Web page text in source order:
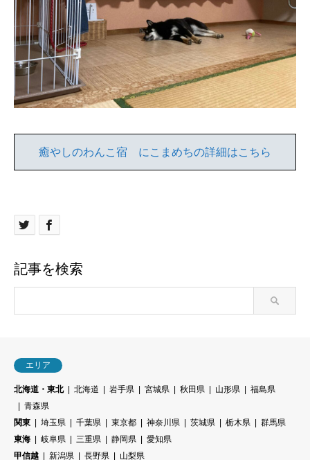
癒やしのわんこ宿 にこまめちの詳細はこちら
記事を検索
エリア
北海道・東北 北海道 岩手県 宮城県 秋田県 山形県
福島県
青森県
関東
埼玉県 千葉県 東京都 神奈川県 茨城県 栃木県
群馬県
東海
岐阜県 三重県 静岡県
愛知県
甲信越
新潟県 長野県 山梨県